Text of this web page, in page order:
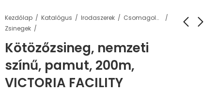
Kezdőlap Katalógus Irodaszerek
Csomagolás, tárolás
Zsinegek
Kötözőzsineg, nemzeti
színű, pamut, 200m,
VICTORIA FACILITY